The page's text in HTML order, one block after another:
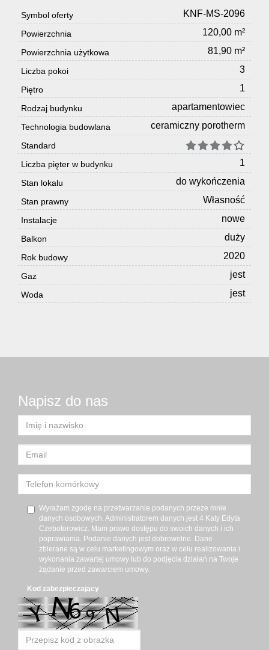
Symbol oferty KNF-MS-2096
Powierzchnia 120,00 m²
Powierzchnia użytkowa 81,90 m²
Liczba pokoi 3
Piętro 1
Rodzaj budynku apartamentowiec
Technologia budowlana ceramiczny porotherm
Standard
Liczba pięter w budynku
1
Stan lokalu do wykończenia
Stan prawny Własność
Instalacje nowe
Balkon duży
Rok budowy 2020
Gaz jest
Woda jest
Napisz do nas
Wyrażam zgodę na przetwarzanie podanych przeze mnie
danych osobowych. Administratorem danych jest 4 Katy Edyta
Czebotorowicz. Mam prawo dostępu do swoich danych i ich
poprawiania. Podanie danych jest dobrowolne. Dane
zbierane są w celu marketingowym oraz w celu realizowania i
wykonania zawartej umowy lub do podjęcia działań na Twoje
żądanie przed zawarciem umowy.
Kod zabezpieczający